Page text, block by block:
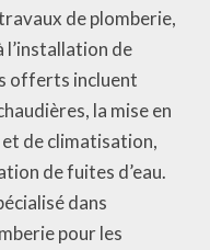
de plomberie,
l’installation de
offerts incluent
la mise en
de climatisation,
de fuites d’eau.
dans
pour les